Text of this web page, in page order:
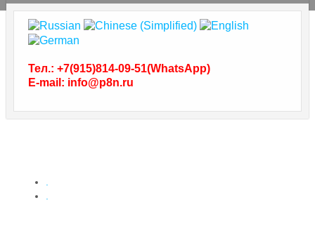
Тел.: +7(915)814-09-51(WhatsApp)
E-mail: info@p8n.ru